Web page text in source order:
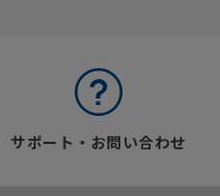
サポート・お問い合わせ